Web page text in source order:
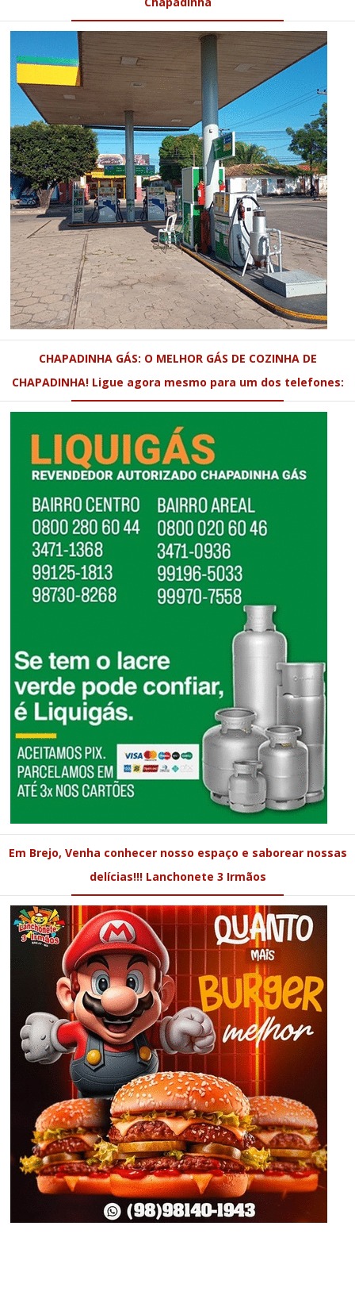
CHAPADINHA GÁS: O MELHOR GÁS DE COZINHA DE
CHAPADINHA! Ligue agora mesmo para um dos telefones:
Em Brejo, Venha conhecer nosso espaço e saborear nossas
delícias!!! Lanchonete 3 Irmãos